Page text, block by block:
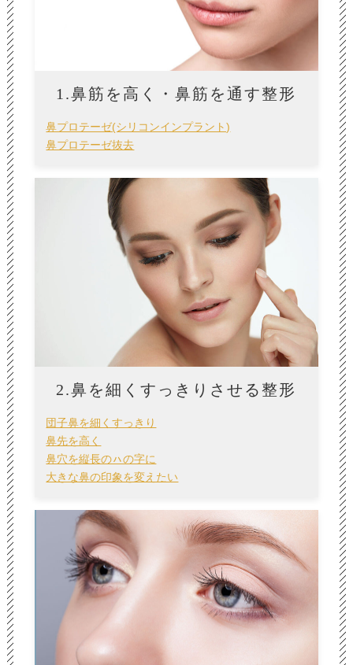
1.鼻筋を高く・鼻筋を通す整形
鼻プロテーゼ(シリコンインプラント)
鼻プロテーゼ抜去
2.鼻を細くすっきりさせる整形
団子鼻を細くすっきり
鼻先を高く
鼻穴を縦長のㇵの字に
大きな鼻の印象を変えたい